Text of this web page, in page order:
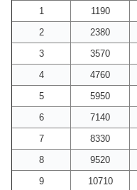
1
1190
2
2380
3
3570
4
4760
5
5950
6
7140
7
8330
8
9520
9
10710